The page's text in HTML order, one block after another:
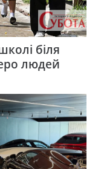
біля
людей